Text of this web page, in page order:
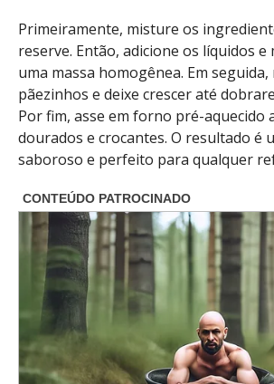
Primeiramente, misture os
reserve. Então, adicione os líquidos
uma massa homogênea. Em seguida,
pãezinhos e deixe crescer até
Por fim, asse em forno pré-aquecido
dourados e crocantes. O resultado é
saboroso e perfeito para qualquer